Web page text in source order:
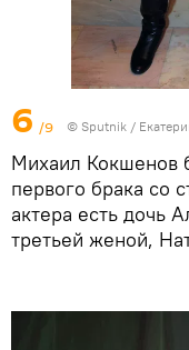
6 /9 © Sputnik /
Михаил Кокшенов
первого брака со
актера есть дочь
третьей женой,